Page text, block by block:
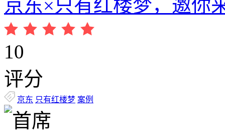
京东×只有红楼梦，邀你
10
评分
京东 只有红楼梦 案例